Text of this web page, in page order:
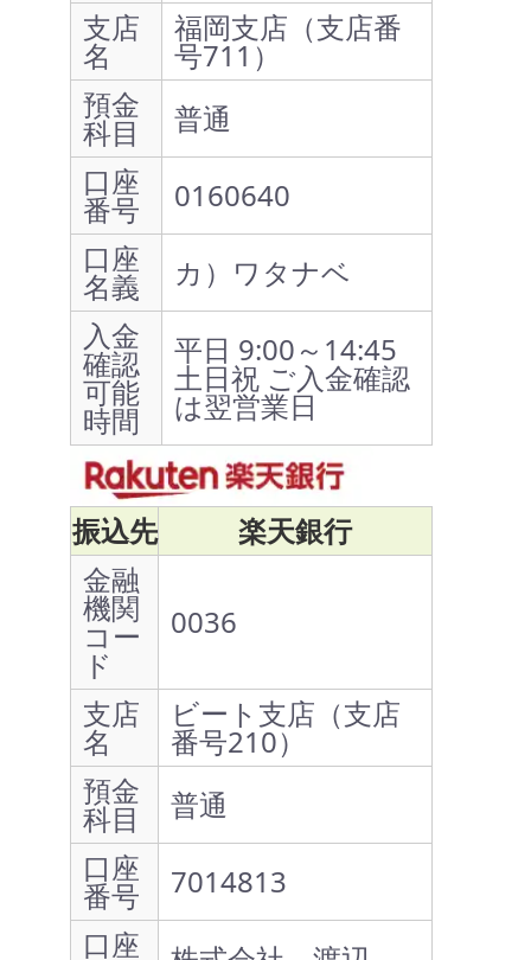
支店
名
福岡支店（支店番
号711）
預金
科目
普通
口座
番号
0160640
口座
名義
カ）ワタナベ
入金
確認
可能
時間
平日 9:00～14:45
土日祝 ご入金確認
は翌営業日
振込先
楽天銀行
金融
機関
コー
ド
0036
支店
名
ビート支店（支店
番号210）
預金
科目
普通
口座
番号
7014813
口座